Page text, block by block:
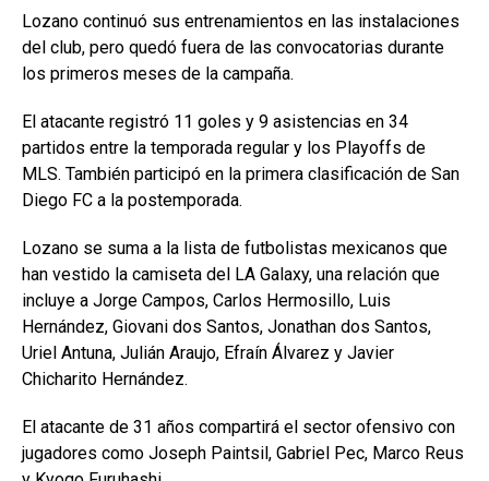
Lozano continuó sus entrenamientos en las instalaciones
del club, pero quedó fuera de las convocatorias durante
los primeros meses de la campaña.
El atacante registró 11 goles y 9 asistencias en 34
partidos entre la temporada regular y los Playoffs de
MLS. También participó en la primera clasificación de San
Diego FC a la postemporada.
Lozano se suma a la lista de futbolistas mexicanos que
han vestido la camiseta del LA Galaxy, una relación que
incluye a Jorge Campos, Carlos Hermosillo, Luis
Hernández, Giovani dos Santos, Jonathan dos Santos,
Uriel Antuna, Julián Araujo, Efraín Álvarez y Javier
Chicharito Hernández.
El atacante de 31 años compartirá el sector ofensivo con
jugadores como Joseph Paintsil, Gabriel Pec, Marco Reus